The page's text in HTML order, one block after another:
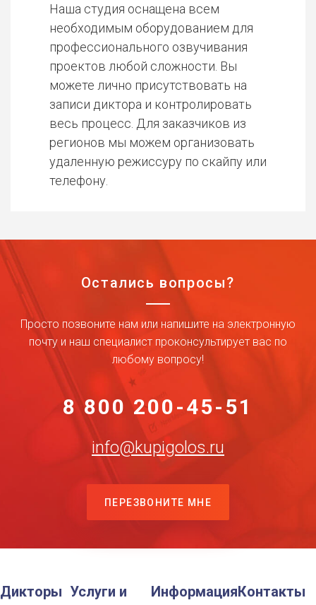
Наша студия оснащена всем
необходимым оборудованием для
профессионального озвучивания
проектов любой сложности. Вы
можете лично присутствовать на
записи диктора и контролировать
весь процесс. Для заказчиков из
регионов мы можем организовать
удаленную режиссуру по скайпу или
телефону.
Остались вопросы?
Просто позвоните нам или напишите на электронную
почту и наш специалист проконсультирует вас по
любому вопросу!
8 800 200-45-51
info@kupigolos.ru
ПЕРЕЗВОНИТЕ МНЕ
Дикторы Услуги и
ИнформацияКонтакты